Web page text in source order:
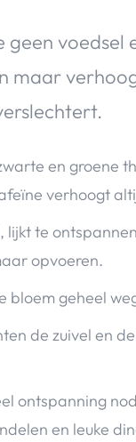
geen voedsel
maar
en groene
verhoogt
lijkt te
opvoeren.
bloem geheel
de zuivel en
ontspanning
en leuke